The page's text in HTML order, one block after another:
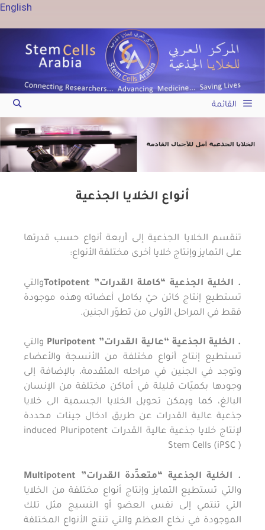
English
القائمة
أنواع الخلايا الجذعية
تنقسم الخلايا الجذعية إلى أربعة أنواع حسب قدرتها
على التمايز وإنتاج خلايا أخرى مختلفة الأنواع:
. الخلية الجذعية “كاملة القدرات” Totipotent والتي
تستطيع إنتاج كائن حيّ بكامل أعضائه وهذه موجودة
فقط في المراحل الأولى من تطوّر الجنين.
. الخلية الجذعية “عالية القدرات” Pluripotent
والتي
تستطيع إنتاج أنواع مختلفة من الأنسجة والأعضاء
وتوجد في الجنين في مراحله المتقدمة، بالإضافة إلى
وجودها بكميّات قليلة في أماكن مختلفة من الإنسان
البالغ، كما ويمكن تحويل الخلايا الجسمية الى خلايا
جذعية عالية القدرات عن طريق ادخال جينات محددة
لإنتاج خلايا جذعية عالية القدرات induced Pluripotent
Stem Cells (iPSC )
. الخلية الجذعية “متعدِّدة القدرات” Multipotent
والتي تستطيع التمايز وإنتاج أنواع مختلفة من الخلايا
التي تنتمي إلى نفس العضو أو النسيج مثل تلك
الموجودة في نخاع العظم والتي تنتج الأنواع المختلفة